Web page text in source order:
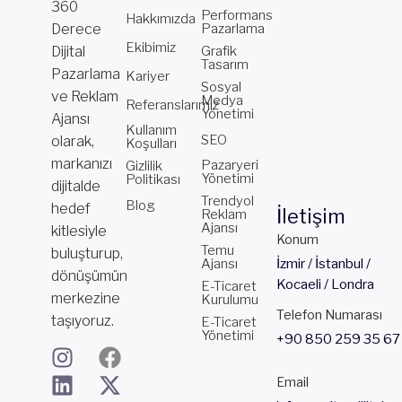
360
Derece
Dijital
Pazarlama
ve Reklam
Ajansı
olarak,
markanızı
dijitalde
hedef
kitlesiyle
buluşturup,
dönüşümün
merkezine
taşıyoruz.
I
n
F
a
L
i
X
-
Y
o
T
i
Hakkımızda
Ekibimiz
Kariyer
Referanslarımız
Kullanım
Koşulları
Gizlilik
Politikası
Blog
Performans
Pazarlama
Grafik
Tasarım
Sosyal
Medya
Yönetimi
SEO
Pazaryeri
Yönetimi
Trendyol
Reklam
Ajansı
Temu
Ajansı
E-Ticaret
Kurulumu
E-Ticaret
Yönetimi
Konum
İzmir / İstanbul /
Kocaeli / Londra
Telefon Numarası
+90 850 259 35 67
Email
İletişim